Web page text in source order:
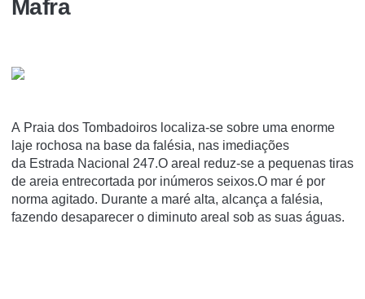
Mafra
A Praia dos Tombadoiros localiza-se sobre uma enorme
laje rochosa na base da falésia, nas imediações
da Estrada Nacional 247.O areal reduz-se a pequenas tiras
de areia entrecortada por inúmeros seixos.O mar é por
norma agitado. Durante a maré alta, alcança a falésia,
fazendo desaparecer o diminuto areal sob as suas águas.